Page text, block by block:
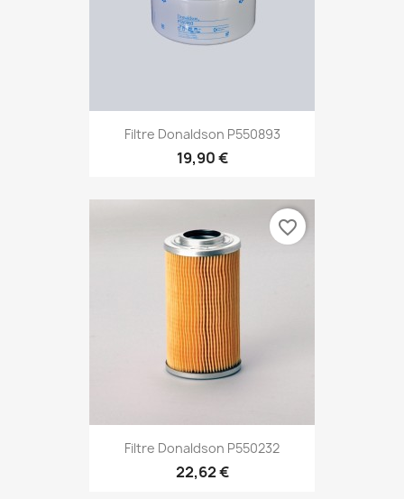
Filtre Donaldson P550893
19,90 €
Filtre Donaldson P550232
22,62 €
favorite_border